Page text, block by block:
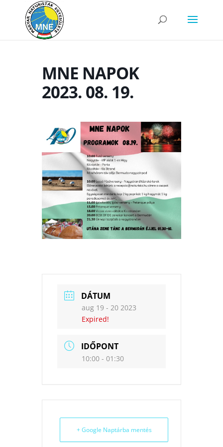
MNE NAPOK
2023. 08. 19.
DÁTUM
aug 19 - 20 2023
Expired!
IDŐPONT
10:00 - 01:30
+ Google Naptárba mentés